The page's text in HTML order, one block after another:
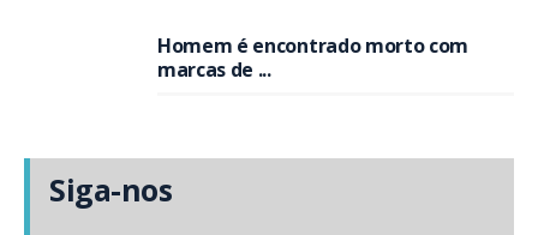
Homem é encontrado morto com
marcas de ...
Siga-nos